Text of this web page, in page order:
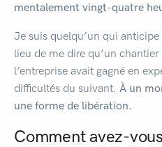
mentalement vingt-quatre
Je suis quelqu’un qui
lieu de me dire qu’un chantier
l’entreprise avait gagné en
difficultés du suivant. À un
une forme de libération.
Comment avez-